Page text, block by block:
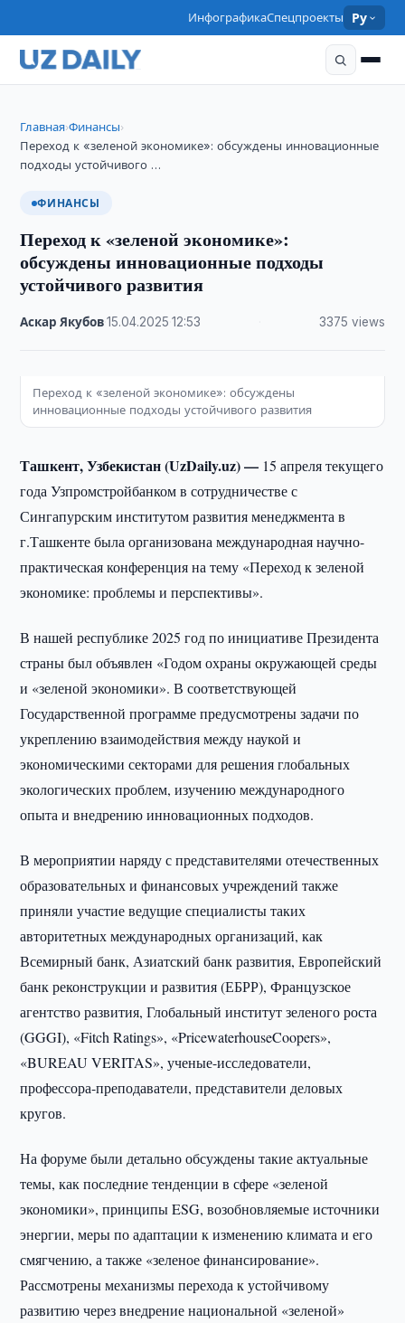
ИнфографикаСпецпроекты Ру
Главная›Финансы›
Переход к «зеленой экономике»: обсуждены инновационные
подходы устойчивого …
ФИНАНСЫ
Переход к «зеленой экономике»:
обсуждены инновационные подходы
устойчивого развития
Аскар Якубов·15.04.2025 ·12:53 3375 views
Переход к «зеленой экономике»: обсуждены
инновационные подходы устойчивого развития
Ташкент, Узбекистан (UzDaily.uz) — 15 апреля текущего
года Узпромстройбанком в сотрудничестве с
Сингапурским институтом развития менеджмента в
г.Ташкенте была организована международная научно-
практическая конференция на тему «Переход к зеленой
экономике: проблемы и перспективы».
В нашей республике 2025 год по инициативе Президента
страны был объявлен «Годом охраны окружающей среды
и «зеленой экономики». В соответствующей
Государственной программе предусмотрены задачи по
укреплению взаимодействия между наукой и
экономическими секторами для решения глобальных
экологических проблем, изучению международного
опыта и внедрению инновационных подходов.
В мероприятии наряду с представителями отечественных
образовательных и финансовых учреждений также
приняли участие ведущие специалисты таких
авторитетных международных организаций, как
Всемирный банк, Азиатский банк развития, Европейский
банк реконструкции и развития (ЕБРР), Французское
агентство развития, Глобальный институт зеленого роста
(GGGI), «Fitch Ratings», «PricewaterhouseCoopers»,
«BUREAU VERITAS», ученые-исследователи,
профессора-преподаватели, представители деловых
кругов.
На форуме были детально обсуждены такие актуальные
темы, как последние тенденции в сфере «зеленой
экономики», принципы ESG, возобновляемые источники
энергии, меры по адаптации к изменению климата и его
смягчению, а также «зеленое финансирование».
Рассмотрены механизмы перехода к устойчивому
развитию через внедрение национальной «зеленой»